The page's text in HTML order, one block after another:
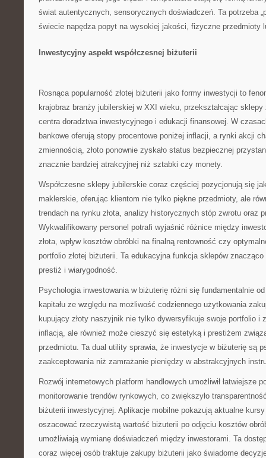
świat autentycznych, sensorycznych doświadczeń. Ta potrzeba
świecie napędza popyt na wysokiej jakości, fizyczne przedmioty
Inwestycyjny aspekt współczesnej biżuterii
Rosnąca popularność złotej biżuterii jako formy inwestycji to
krajobraz branży jubilerskiej w XXI wieku, przekształcając
centra doradztwa inwestycyjnego i edukacji finansowej. W
bankowe oferują stopy procentowe poniżej inflacji, a rynki akcji
zmiennością, złoto ponownie zyskało status bezpiecznej
znacznie bardziej atrakcyjnej niż sztabki czy monety.
Współczesne sklepy jubilerskie coraz częściej pozycjonują się
maklerskie, oferując klientom nie tylko piękne przedmioty, ale
trendach na rynku złota, analizy historycznych stóp zwrotu oraz
Wykwalifikowany personel potrafi wyjaśnić różnice między
złota, wpływ kosztów obróbki na finalną rentowność czy
portfolio złotej biżuterii. Ta edukacyjna funkcja sklepów znacząco
prestiż i wiarygodność.
Psychologia inwestowania w biżuterię różni się fundamentalnie
kapitału ze względu na możliwość codziennego użytkowania
kupujący złoty naszyjnik nie tylko dywersyfikuje swoje portfolio i
inflacją, ale również może cieszyć się estetyką i prestiżem
przedmiotu. Ta dual utility sprawia, że inwestycje w biżuterię są
zaakceptowania niż zamrażanie pieniędzy w abstrakcyjnych
Rozwój internetowych platform handlowych umożliwił łatwiejsze
monitorowanie trendów rynkowych, co zwiększyło
biżuterii inwestycyjnej. Aplikacje mobilne pokazują aktualne
oszacować rzeczywistą wartość biżuterii po odjęciu kosztów
umożliwiają wymianę doświadczeń między inwestorami. Ta
coraz więcej osób traktuje zakupy biżuterii jako świadome